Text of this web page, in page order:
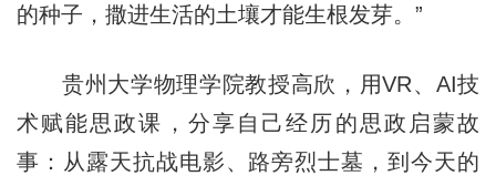
的种子，撒进生活的土壤才能生根发芽。”
贵州大学物理学院教授高欣，用VR、AI技
术赋能思政课，分享自己经历的思政启蒙故
事：从露天抗战电影、路旁烈士墓，到今天的